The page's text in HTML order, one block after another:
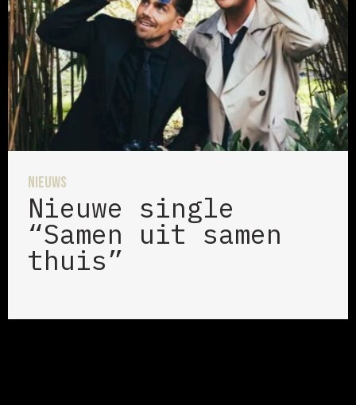
Nieuws
Nieuwe single
“Samen uit samen
thuis”